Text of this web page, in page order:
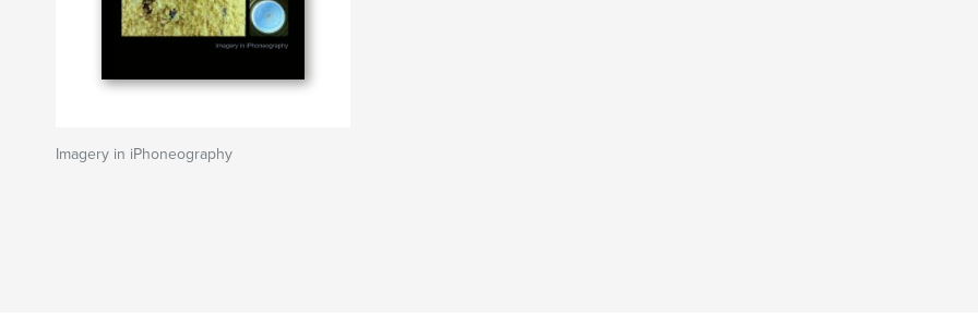
Imagery in iPhoneography